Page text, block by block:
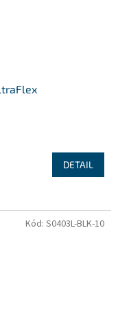
DETAIL
Kód: S0403L-BLK-10